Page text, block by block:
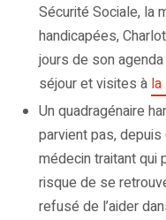
Sécurité Sociale, la
handicapées,
jours de son
séjour et visites à la
Un quadragénaire
parvient pas, depuis
médecin traitant qui
risque de se
refusé de l’aider